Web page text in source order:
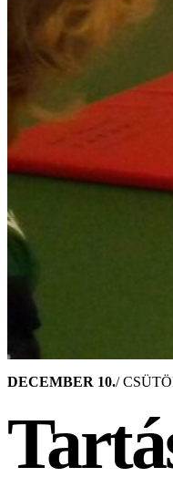
DECEMBER 10./